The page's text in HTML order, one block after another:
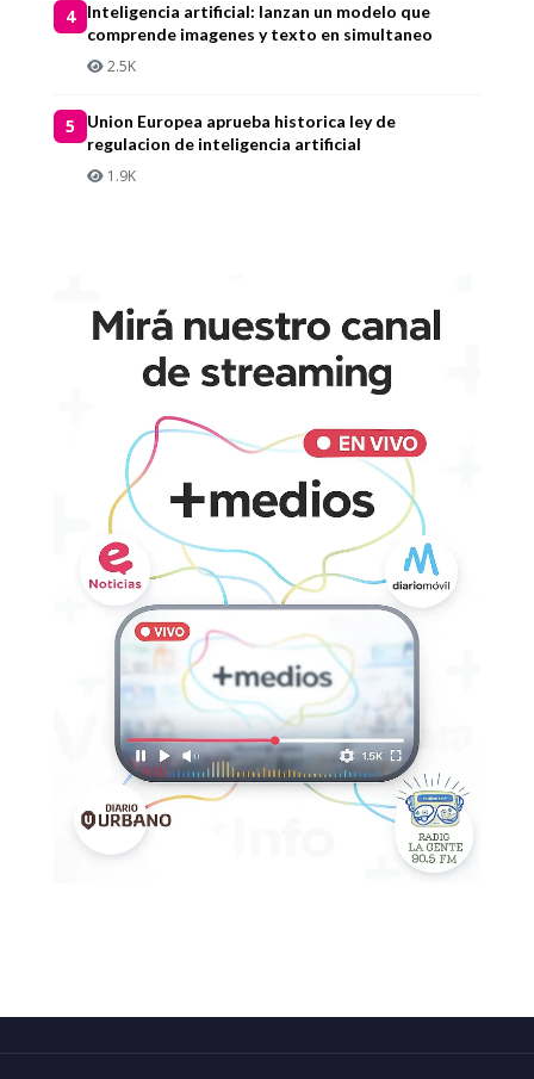
4
Inteligencia artificial: lanzan un modelo que
comprende imagenes y texto en simultaneo
2.5K
5
Union Europea aprueba historica ley de
regulacion de inteligencia artificial
1.9K